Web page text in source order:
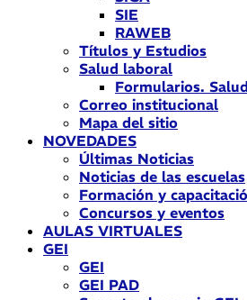
SIE
RAWEB
Títulos y Estudios
Salud laboral
Formularios.
Correo institucional
Mapa del sitio
NOVEDADES
Últimas Noticias
Noticias de las escuelas
Formación y
Concursos y eventos
AULAS VIRTUALES
GEI
GEI
GEI PAD